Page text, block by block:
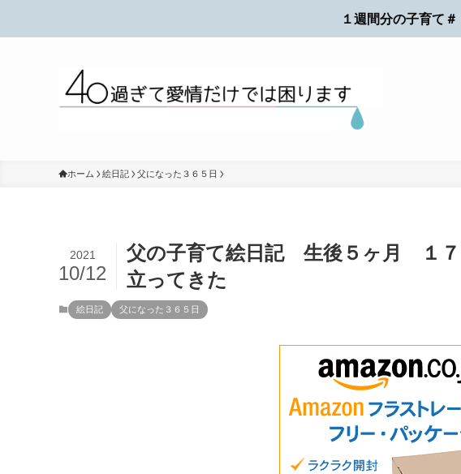
１週間分の子育て
ホーム 絵日記 父になった３６５日
父の子育て絵日記 生後５ヶ月 １
立ってきた
2021
10/12
絵日記 父になった３６５日